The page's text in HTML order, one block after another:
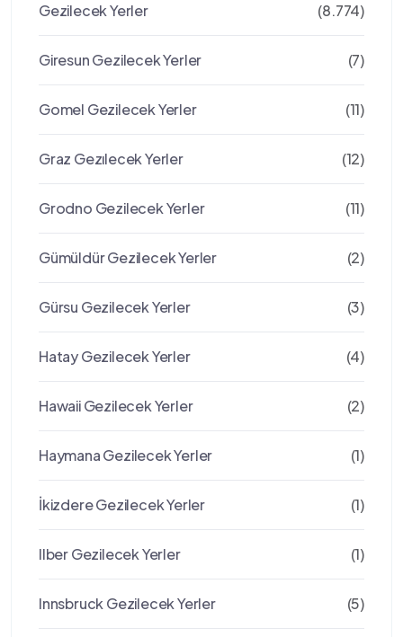
Gezilecek Yerler (8.774)
Giresun Gezilecek Yerler (7)
Gomel Gezilecek Yerler (11)
Graz Gezılecek Yerler (12)
Grodno Gezilecek Yerler (11)
Gümüldür Gezilecek Yerler (2)
Gürsu Gezilecek Yerler (3)
Hatay Gezilecek Yerler (4)
Hawaii Gezilecek Yerler (2)
Haymana Gezilecek Yerler (1)
İkizdere Gezilecek Yerler (1)
Ilber Gezilecek Yerler (1)
Innsbruck Gezilecek Yerler (5)